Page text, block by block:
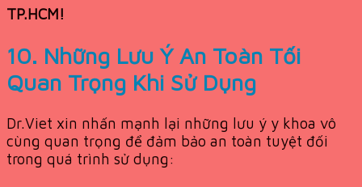
TP.HCM!
10. Những Lưu Ý An Toàn Tối
Quan Trọng Khi Sử Dụng
Dr.Viet xin nhấn mạnh lại những lưu ý y khoa vô
cùng quan trọng để đảm bảo an toàn tuyệt đối
trong quá trình sử dụng: